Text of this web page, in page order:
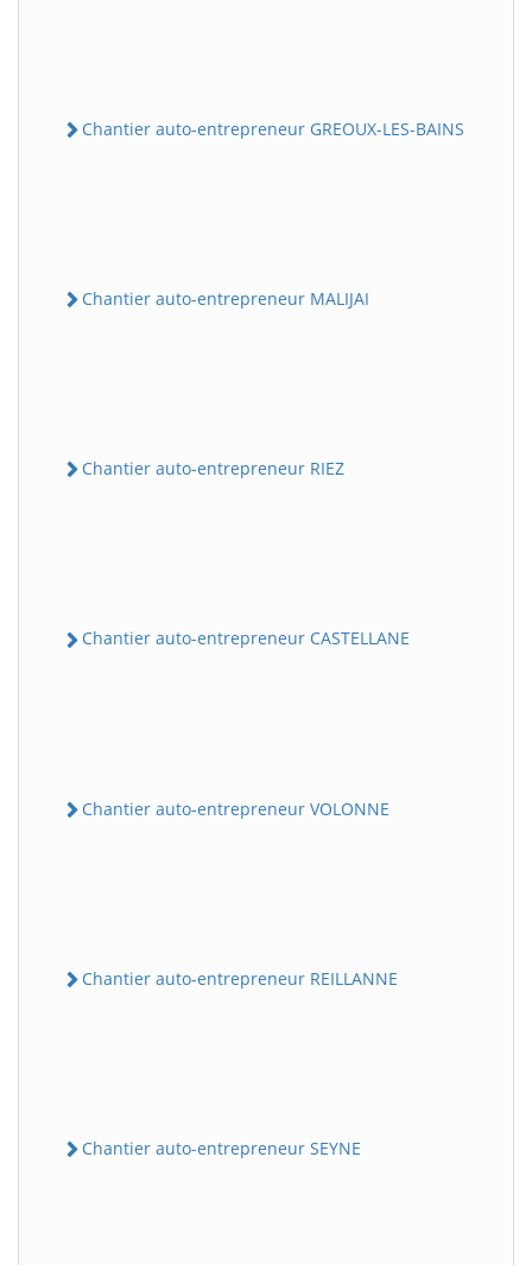
Chantier auto-entrepreneur GREOUX-LES-BAINS
Chantier auto-entrepreneur MALIJAI
Chantier auto-entrepreneur RIEZ
Chantier auto-entrepreneur CASTELLANE
Chantier auto-entrepreneur VOLONNE
Chantier auto-entrepreneur REILLANNE
Chantier auto-entrepreneur SEYNE